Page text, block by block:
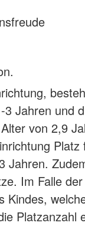
3 Jahren und
von 2,9
Platz
Jahren.
Im Falle
Kindes,
Platzanzahl